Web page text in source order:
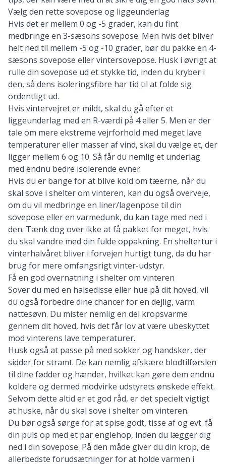
Vælg den rette sovepose og liggeunderlag
Hvis det er mellem 0 og -5 grader, kan du fint
medbringe en 3-sæsons sovepose. Men hvis det bliver
helt ned til mellem -5 og -10 grader, bør du pakke en 4-
sæsons sovepose ellervintersovepose. Husk i øvrigt at
rulle din sovepose ud et stykke tid, inden du kryber i
den, så dens isoleringsfibre har tid til at folde sig
ordentligt ud.
Hvis vintervejret er mildt, skal du gå efter et
liggeunderlag med en R-værdi på 4 eller 5. Men er der
tale om mere ekstreme vejrforhold med meget lave
temperaturer eller masser af vind, skal du vælge et, der
ligger mellem 6 og 10. Så får du nemlig et underlag
med endnu bedre isolerende evner.
Hvis du er bange for at blive kold om tæerne, når du
skal sove i shelter om vinteren, kan du også overveje,
om du vil medbringe en liner/lagenpose til din
sovepose eller en varmedunk, du kan tage med ned i
den. Tænk dog over ikke at få pakket for meget, hvis
du skal vandre med din fulde oppakning. En sheltertur i
vinterhalvåret bliver i forvejen hurtigt tung, da du har
brug for mere omfangsrigt vinter-udstyr.
Få en god overnatning i shelter om vinteren
Sover du med en halsedisse eller hue på dit hoved, vil
du også forbedre dine chancer for en dejlig, varm
nattesøvn. Du mister nemlig en del kropsvarme
gennem dit hoved, hvis det får lov at være ubeskyttet
mod vinterens lave temperaturer.
Husk også at passe på med sokker og handsker, der
sidder for stramt. De kan nemlig afskære blodtilførslen
til dine fødder og hænder, hvilket kan gøre dem endnu
koldere og dermed modvirke udstyrets ønskede effekt.
Selvom dette altid er et god råd, er det specielt vigtigt
at huske, når du skal sove i shelter om vinteren.
Du bør også sørge for at spise godt, tisse af og evt. få
din puls op med et par englehop, inden du lægger dig
ned i din sovepose. På den måde giver du din krop, de
allerbedste forudsætninger for at holde varmen i